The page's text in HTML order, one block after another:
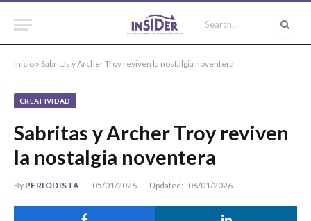
Inicio » Sabritas y Archer Troy reviven la nostalgia noventera
CREATIVIDAD
Sabritas y Archer Troy reviven
la nostalgia noventera
By PERIODISTA 05/01/2026 Updated: 06/01/2026